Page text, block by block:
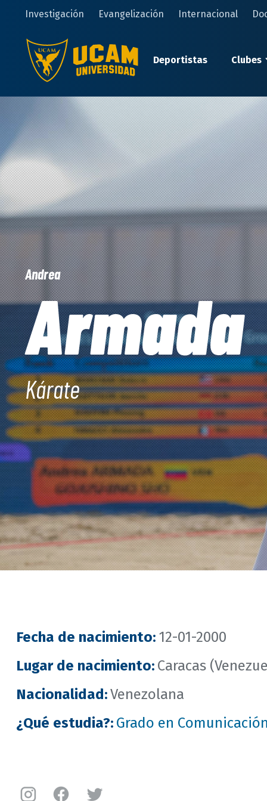
principal
Investigación Evangelización Internacional
Deportistas Clubes
Andrea
Armada
Kárate
Fecha de nacimiento: 12-01-2000
Lugar de nacimiento: Caracas
Nacionalidad:Venezolana
¿Qué estudia?: Grado en
Instagram
Facebook